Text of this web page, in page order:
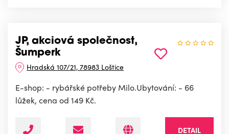
JP, akciová společnost,
Šumperk
Hradská 107/21, 78983 Loštice
E-shop: - rybářské potřeby Milo.Ubytování: - 66
lůžek, cena od 149 Kč.
DETAIL